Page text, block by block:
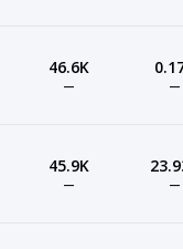
46.6K
— —
45.9K
— —